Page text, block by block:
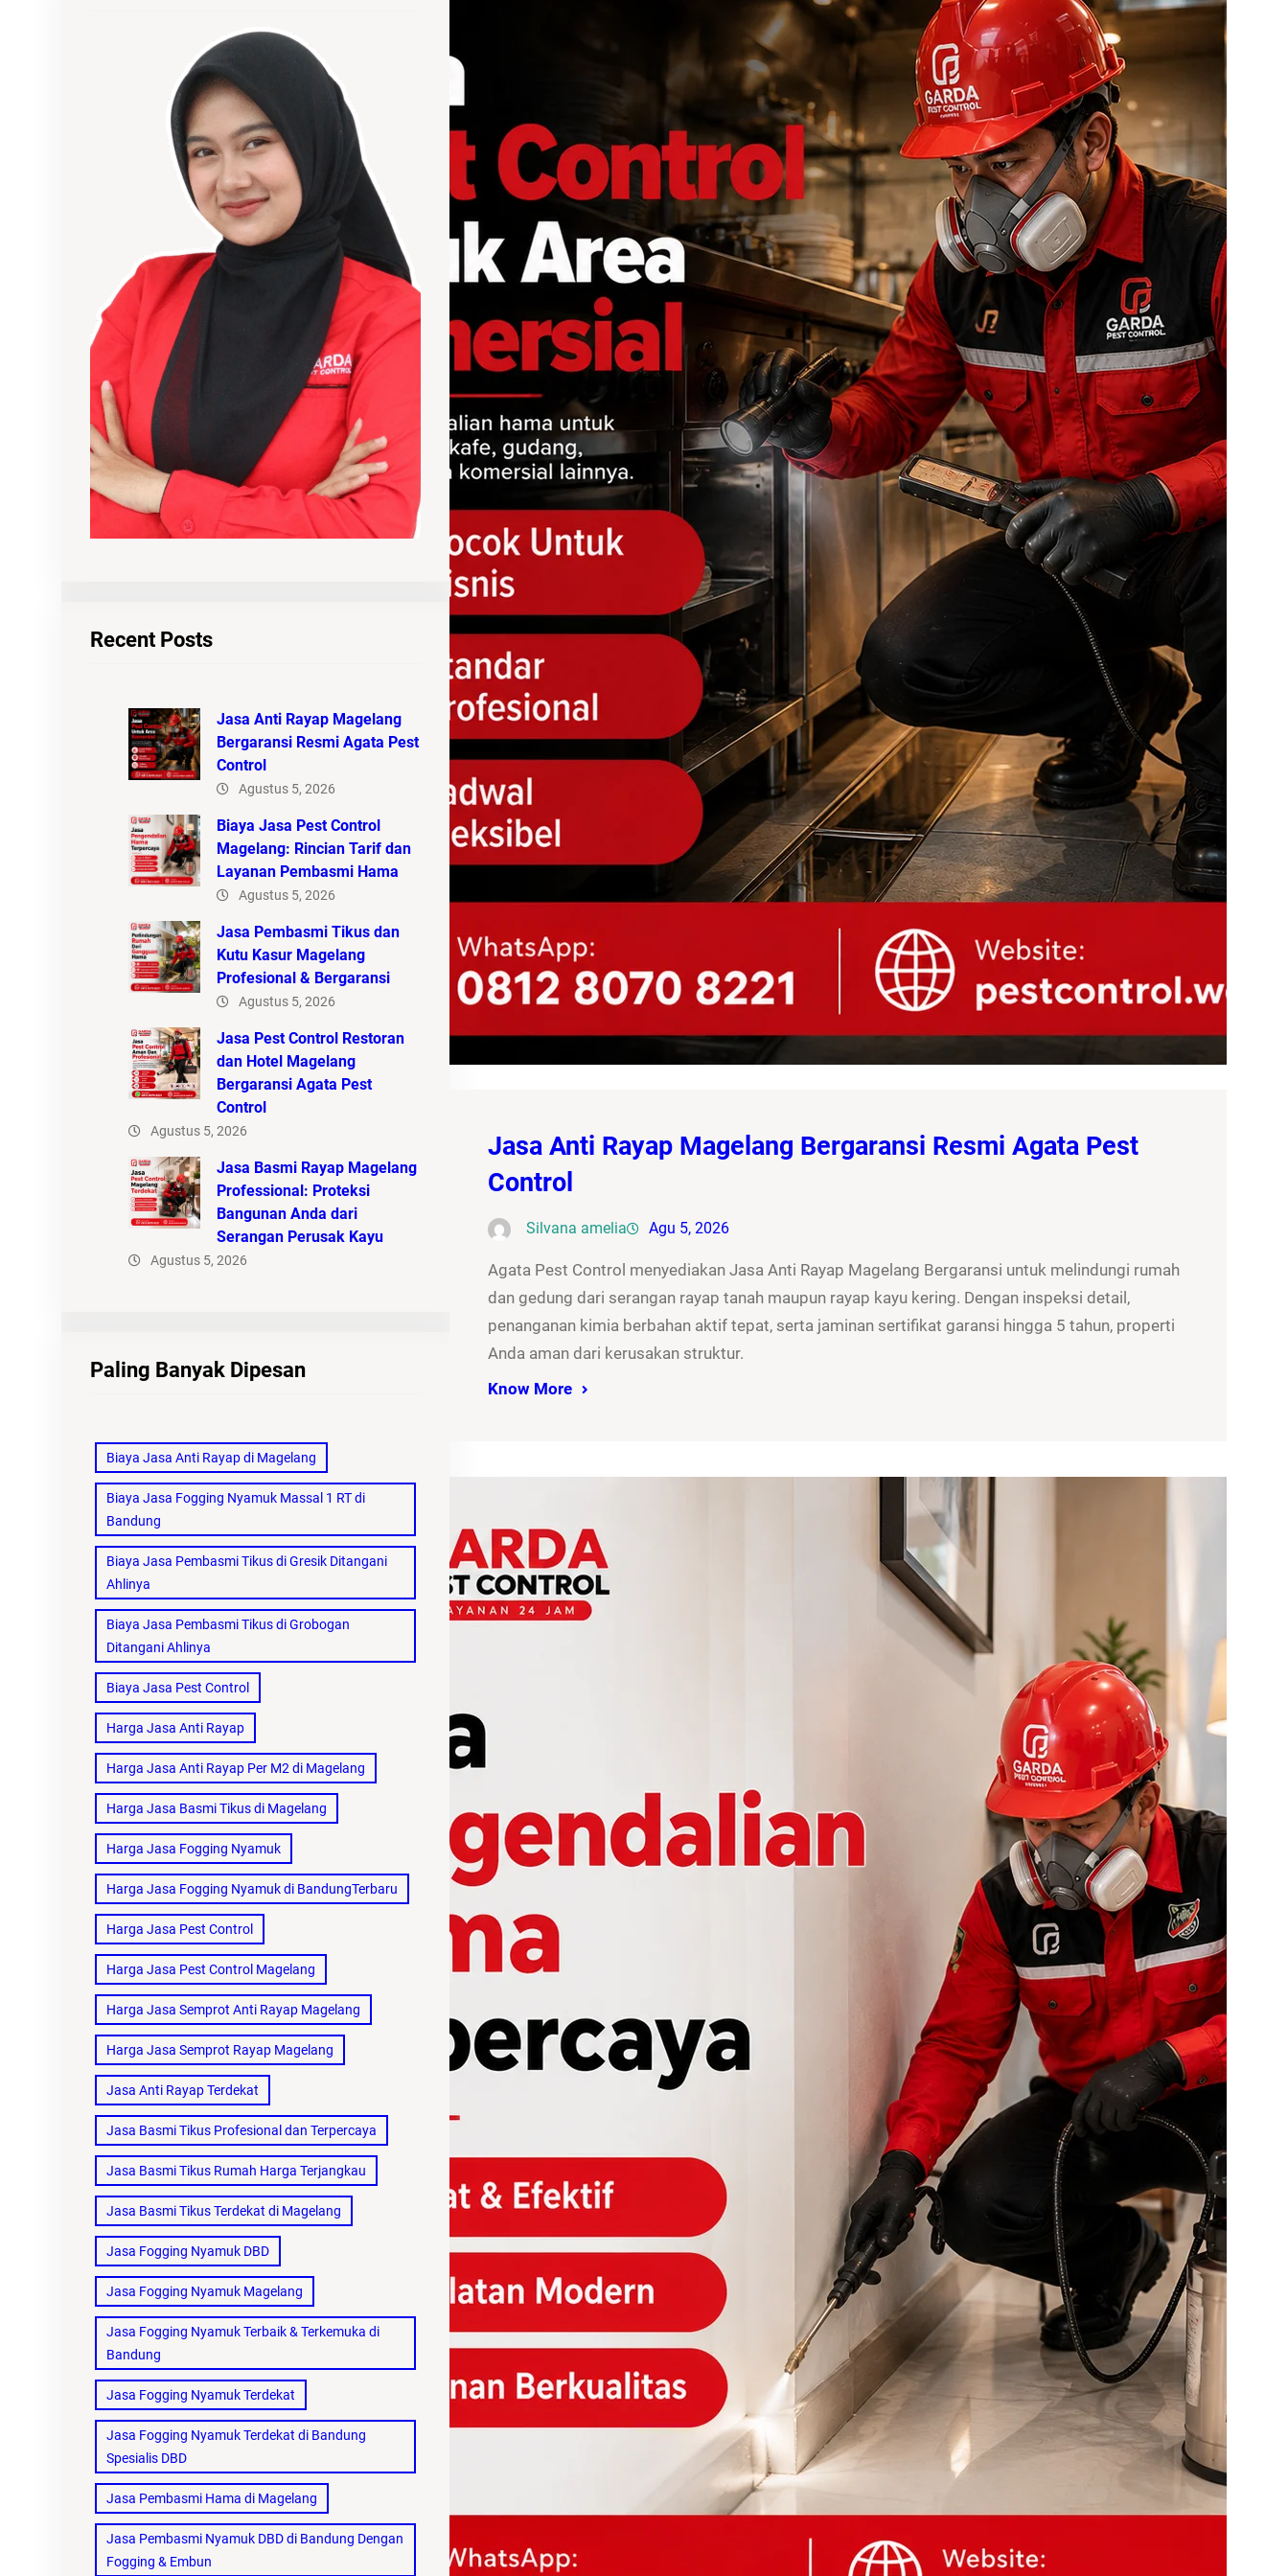
Recent Posts
Jasa Anti Rayap Magelang
Bergaransi Resmi Agata Pest
Control
Agustus 5, 2026
Biaya Jasa Pest Control
Magelang: Rincian Tarif dan
Layanan Pembasmi Hama
Agustus 5, 2026
Jasa Pembasmi Tikus dan
Kutu Kasur Magelang
Profesional & Bergaransi
Agustus 5, 2026
Jasa Pest Control Restoran
dan Hotel Magelang
Bergaransi Agata Pest
Control
Agustus 5, 2026
Jasa Basmi Rayap Magelang
Professional: Proteksi
Bangunan Anda dari
Serangan Perusak Kayu
Agustus 5, 2026
Paling Banyak Dipesan
Biaya Jasa Anti Rayap di Magelang
Biaya Jasa Fogging Nyamuk Massal 1 RT di
Bandung
Biaya Jasa Pembasmi Tikus di Gresik Ditangani
Ahlinya
Biaya Jasa Pembasmi Tikus di Grobogan
Ditangani Ahlinya
Biaya Jasa Pest Control
Harga Jasa Anti Rayap
Harga Jasa Anti Rayap Per M2 di Magelang
Harga Jasa Basmi Tikus di Magelang
Harga Jasa Fogging Nyamuk
Harga Jasa Fogging Nyamuk di BandungTerbaru
Harga Jasa Pest Control
Harga Jasa Pest Control Magelang
Harga Jasa Semprot Anti Rayap Magelang
Harga Jasa Semprot Rayap Magelang
Jasa Anti Rayap Terdekat
Jasa Basmi Tikus Profesional dan Terpercaya
Jasa Basmi Tikus Rumah Harga Terjangkau
Jasa Basmi Tikus Terdekat di Magelang
Jasa Fogging Nyamuk DBD
Jasa Fogging Nyamuk Magelang
Jasa Fogging Nyamuk Terbaik & Terkemuka di
Bandung
Jasa Fogging Nyamuk Terdekat
Jasa Fogging Nyamuk Terdekat di Bandung
Spesialis DBD
Jasa Pembasmi Hama di Magelang
Jasa Pembasmi Nyamuk DBD di Bandung Dengan
Fogging & Embun
Jasa Anti Rayap Magelang Bergaransi Resmi Agata Pest
Control
Silvana amelia Agu 5, 2026
Agata Pest Control menyediakan Jasa Anti Rayap Magelang Bergaransi untuk melindungi rumah
dan gedung dari serangan rayap tanah maupun rayap kayu kering. Dengan inspeksi detail,
penanganan kimia berbahan aktif tepat, serta jaminan sertifikat garansi hingga 5 tahun, properti
Anda aman dari kerusakan struktur.
Know More